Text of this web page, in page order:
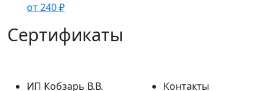
от240₽
Сертификаты
ИП Кобзарь В.В. Контакты